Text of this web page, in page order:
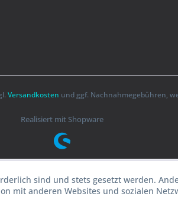
Versandkosten und ggf. Nachnahmegebühren,
Realisiert mit Shopware
sind und stets gesetzt werden.
mit anderen Websites und sozialen